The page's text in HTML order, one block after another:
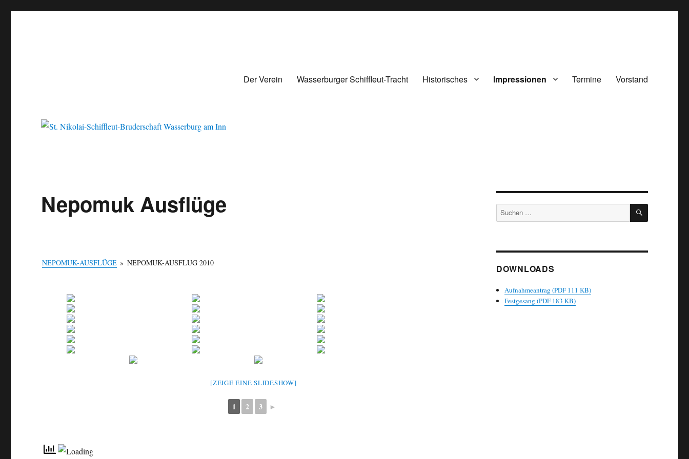
Der Verein Wasserburger Schiffleut-Tracht Historisches Impressionen Termine Vorstand
Nepomuk Ausflüge
NEPOMUK-AUSFLÜGE » NEPOMUK-AUSFLUG 2010
[ZEIGE EINE SLIDESHOW]
1 2 3 ►
Suchen
nach:
SUCHEN
DOWNLOADS
Aufnahmeantrag (PDF 111 KB)
Festgesang (PDF 183 KB)